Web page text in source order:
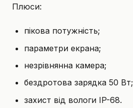
Плюси:
пікова потужність;
параметри екрана;
незрівнянна камера;
бездротова зарядка 50 Вт;
захист від вологи IP-68.